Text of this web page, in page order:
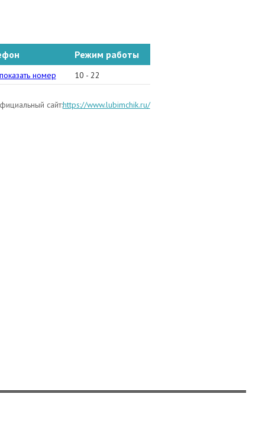
Режим работы
15 номер 10 - 22
сайт:https://www.lubimchik.ru/